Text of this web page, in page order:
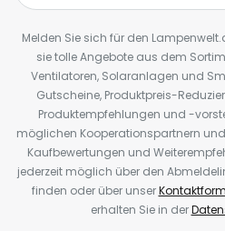
Melden Sie sich für den
sie tolle Angebote aus dem
Ventilatoren, Solaranlagen und
Gutscheine, Produktpreis-
Produktempfehlungen und -
möglichen Kooperationspartnern
Kaufbewertungen und
jederzeit möglich über den
finden oder über unser
erhalten Sie in der